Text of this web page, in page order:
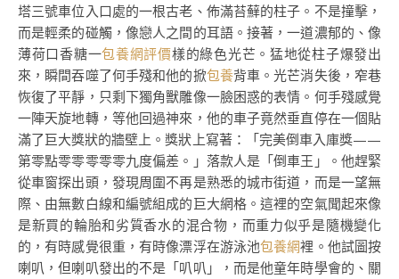
塔三號車位入口處的一根古老、佈滿苔蘚的柱子。不是撞擊，
而是輕柔的碰觸，像戀人之間的耳語。接著，一道濃郁的、像
薄荷口香糖一包養網評價樣的綠色光芒。猛地從柱子爆發出
來，瞬間吞噬了何手殘和他的掀包養背車。光芒消失後，窄巷
恢復了平靜，只剩下獨角獸雕像一臉困惑的表情。何手殘感覺
一陣天旋地轉，等他回過神來，他的車子竟然垂直停在一個貼
滿了巨大獎狀的牆壁上。獎狀上寫著：「完美倒車入庫獎——
第零點零零零零零九度偏差。」落款人是「倒車王」。他趕緊
從車窗探出頭，發現周圍不再是熟悉的城市街道，而是一望無
際、由無數白線和編號組成的巨大網格。這裡的空氣聞起來像
是新買的輪胎和劣質香水的混合物，而重力似乎是隨機變化
的，有時感覺很重，有時像漂浮在游泳池包養網裡。他試圖按
喇叭，但喇叭發出的不是「叭叭」，而是他童年時學會的、關